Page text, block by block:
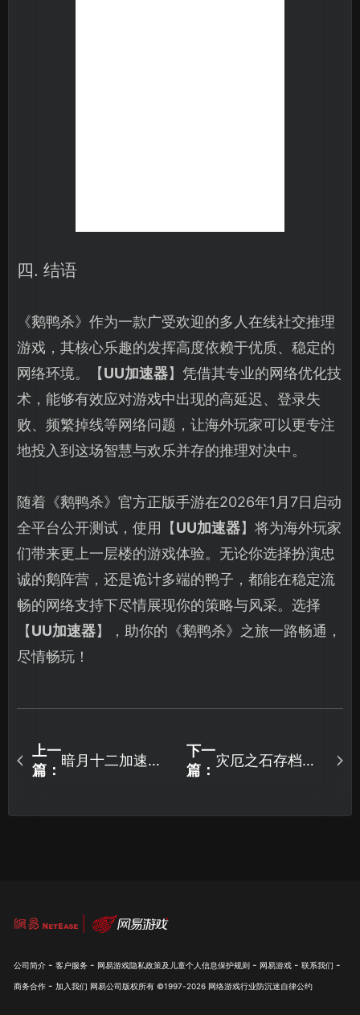
四. 结语
《鹅鸭杀》作为一款广受欢迎的多人在线社交推理
游戏，其核心乐趣的发挥高度依赖于优质、稳定的
网络环境。【UU加速器】凭借其专业的网络优化技
术，能够有效应对游戏中出现的高延迟、登录失
败、频繁掉线等网络问题，让海外玩家可以更专注
地投入到这场智慧与欢乐并存的推理对决中。
随着《鹅鸭杀》官方正版手游在2026年1月7日启动
全平台公开测试，使用【UU加速器】将为海外玩家
们带来更上一层楼的游戏体验。无论你选择扮演忠
诚的鹅阵营，还是诡计多端的鸭子，都能在稳定流
畅的网络支持下尽情展现你的策略与风采。选择
【UU加速器】，助你的《鹅鸭杀》之旅一路畅通，
尽情畅玩！
上一
篇：
暗月十二加速器
下一
篇：
灾厄之石存档位
公司简介 - 客户服务 - 网易游戏隐私政策及儿童个人信息保护规则 - 网易游戏 - 联系我们 -
商务合作 - 加入我们 网易公司版权所有 ©1997-2026 网络游戏行业防沉迷自律公约